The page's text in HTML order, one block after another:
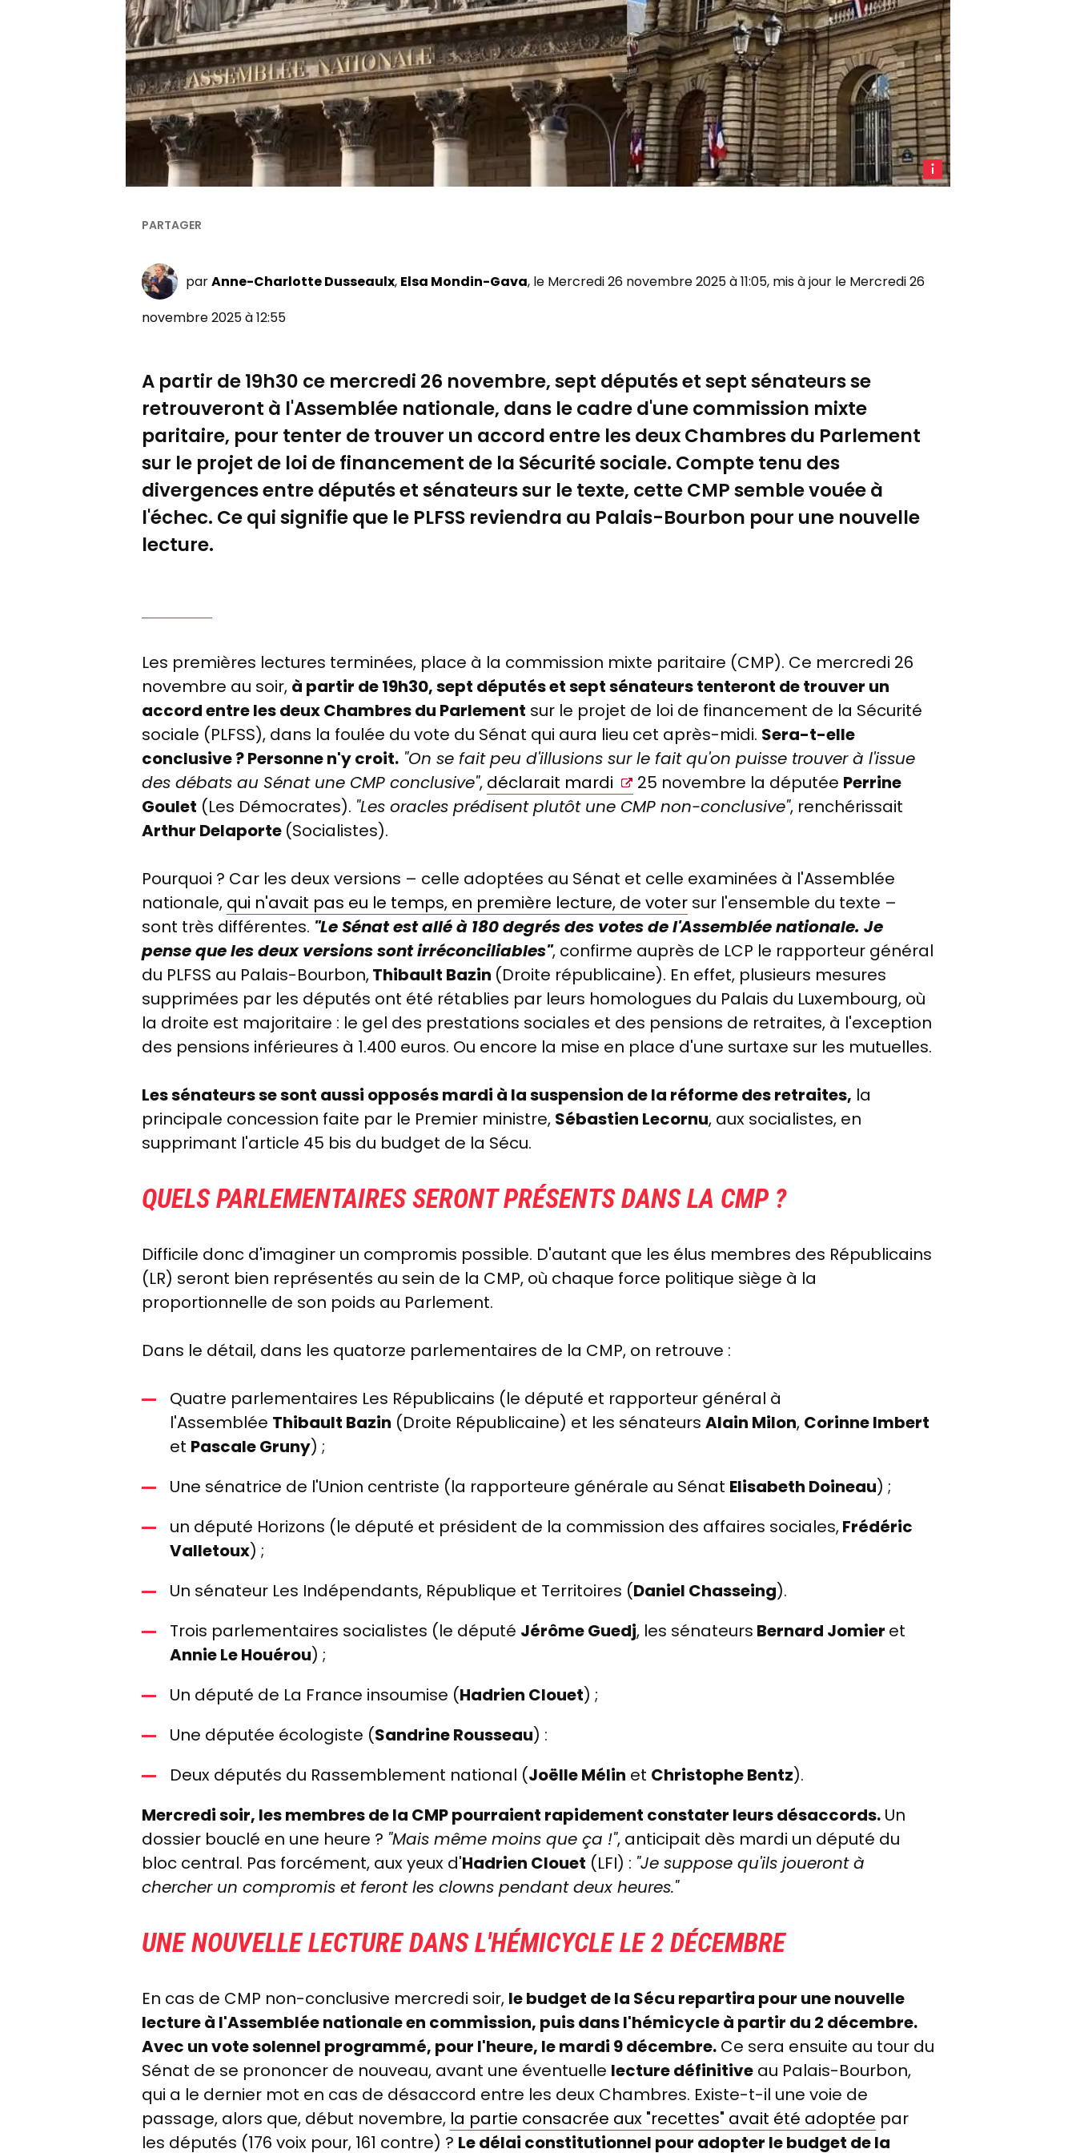
L'Assemblée
nationale
photo)
parAnne-Charlotte Dusseaulx Elsa Mondin-Gava, le Mercredi 26 novembre 2025 à 11:05, mis à jour le Mercredi 26
novembre 2025 à 12:55
A partir de 19h30 ce mercredi 26 novembre, sept députés et sept sénateurs se
retrouveront à l'Assemblée nationale, dans le cadre d'une commission mixte
paritaire, pour tenter de trouver un accord entre les deux Chambres du Parlement
sur le projet de loi de financement de la Sécurité sociale. Compte tenu des
divergences entre députés et sénateurs sur le texte, cette CMP semble vouée à
l'échec. Ce qui signifie que le PLFSS reviendra au Palais-Bourbon pour une nouvelle
lecture.
Les premières lectures terminées, place à la commission mixte paritaire (CMP). Ce mercredi 26
novembre au soir, à partir de 19h30, sept députés et sept sénateurs tenteront de trouver un
accord entre les deux Chambres du Parlement sur le projet de loi de financement de la Sécurité
sociale (PLFSS), dans la foulée du vote du Sénat qui aura lieu cet après-midi. Sera-t-elle
conclusive ? Personne n'y croit. "On se fait peu d'illusions sur le fait qu'on puisse trouver à l'issue
des débats au Sénat une CMP conclusive", déclarait mardi 25 novembre la députée Perrine
Goulet (Les Démocrates). "Les oracles prédisent plutôt une CMP non-conclusive", renchérissait
Arthur Delaporte (Socialistes).
Pourquoi ? Car les deux versions – celle adoptées au Sénat et celle examinées à l'Assemblée
nationale, qui n'avait pas eu le temps, en première lecture, de voter sur l'ensemble du texte –
sont très différentes. "Le Sénat est allé à 180 degrés des votes de l'Assemblée nationale. Je
pense que les deux versions sont irréconciliables", confirme auprès de LCP le rapporteur général
du PLFSS au Palais-Bourbon,Thibault Bazin (Droite républicaine). En effet, plusieurs mesures
supprimées par les députés ont été rétablies par leurs homologues du Palais du Luxembourg, où
la droite est majoritaire : le gel des prestations sociales et des pensions de retraites, à l'exception
des pensions inférieures à 1.400 euros. Ou encore la mise en place d'une surtaxe sur les mutuelles.
Les sénateurs se sont aussi opposés mardi à la suspension de la réforme des retraites, la
principale concession faite par le Premier ministre, Sébastien Lecornu, aux socialistes, en
supprimant l'article 45 bis du budget de la Sécu.
QUELS PARLEMENTAIRES SERONT PRÉSENTS DANS LA CMP ?
Difficile donc d'imaginer un compromis possible. D'autant que les élus membres des Républicains
(LR) seront bien représentés au sein de la CMP, où chaque force politique siège à la
proportionnelle de son poids au Parlement.
Dans le détail, dans les quatorze parlementaires de la CMP, on retrouve :
Quatre parlementaires Les Républicains (le député et rapporteur général à
l'Assemblée Thibault Bazin (Droite Républicaine) et les sénateurs Alain Milon, Corinne Imbert
et Pascale Gruny) ;
Une sénatrice de l'Union centriste (la rapporteure générale au Sénat Elisabeth Doineau) ;
un député Horizons (le député et président de la commission des affaires sociales,Frédéric
Valletoux) ;
Un sénateur Les Indépendants, République et Territoires (Daniel Chasseing).
Trois parlementaires socialistes (le député Jérôme Guedj, les sénateurs Bernard Jomier et
Annie Le Houérou) ;
Un député de La France insoumise (Hadrien Clouet) ;
Une députée écologiste (Sandrine Rousseau) :
Deux députés du Rassemblement national (Joëlle Mélin et Christophe Bentz).
Mercredi soir, les membres de la CMP pourraient rapidement constater leurs désaccords. Un
dossier bouclé en une heure ? "Mais même moins que ça !", anticipait dès mardi un député du
bloc central. Pas forcément, aux yeux d'Hadrien Clouet (LFI) : "Je suppose qu'ils joueront à
chercher un compromis et feront les clowns pendant deux heures."
UNE NOUVELLE LECTURE DANS L'HÉMICYCLE LE 2 DÉCEMBRE
En cas de CMP non-conclusive mercredi soir, le budget de la Sécu repartira pour une nouvelle
lecture à l'Assemblée nationale en commission, puis dans l'hémicycle à partir du 2 décembre.
Avec un vote solennel programmé, pour l'heure, le mardi 9 décembre. Ce sera ensuite au tour du
Sénat de se prononcer de nouveau, avant une éventuelle lecture définitive au Palais-Bourbon,
qui a le dernier mot en cas de désaccord entre les deux Chambres. Existe-t-il une voie de
passage, alors que, début novembre, la partie consacrée aux "recettes" avait été adoptée par
les députés (176 voix pour, 161 contre) ? Le délai constitutionnel pour adopter le budget de la